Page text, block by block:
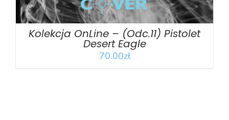
Kolekcja OnLine – (Odc.11) Pistolet
Desert Eagle
70.00zł